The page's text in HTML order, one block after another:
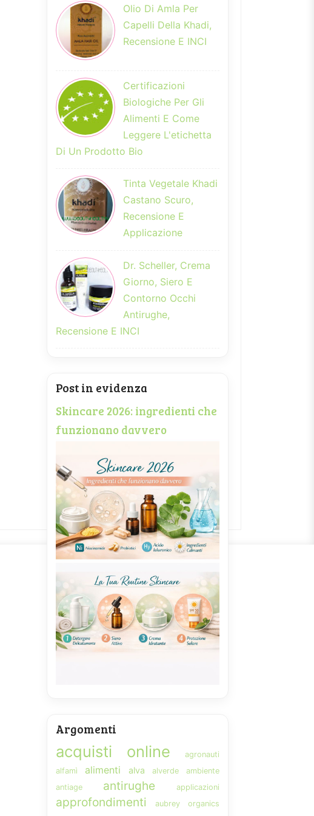
Olio Di Amla Per
Capelli Della Khadi,
Recensione E INCI
Certificazioni
Biologiche Per Gli
Alimenti E Come
Leggere L'etichetta
Di Un Prodotto Bio
Tinta Vegetale Khadi
Castano Scuro,
Recensione E
Applicazione
Dr. Scheller, Crema
Giorno, Siero E
Contorno Occhi
Antirughe,
Recensione E INCI
Post in evidenza
Skincare 2026: ingredienti che
funzionano davvero
Argomenti
acquisti online
agronauti
alfamì
alimenti alva alverde
ambiente
antiage
antirughe applicazioni
approfondimenti aubrey organics